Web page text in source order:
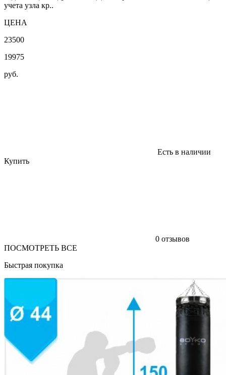
учета узла кр..
ЦЕНА
23500
19975
руб.
Есть в наличии
Купить
0 отзывов
ПОСМОТРЕТЬ ВСЕ
Быстрая покупка